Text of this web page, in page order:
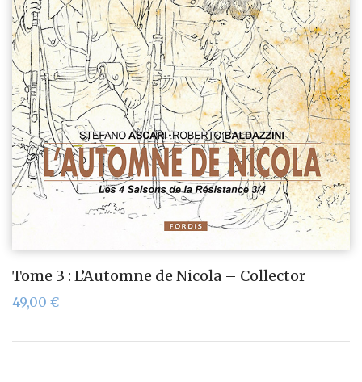
Tome 3 : L’Automne de Nicola – Collector
49,00 €